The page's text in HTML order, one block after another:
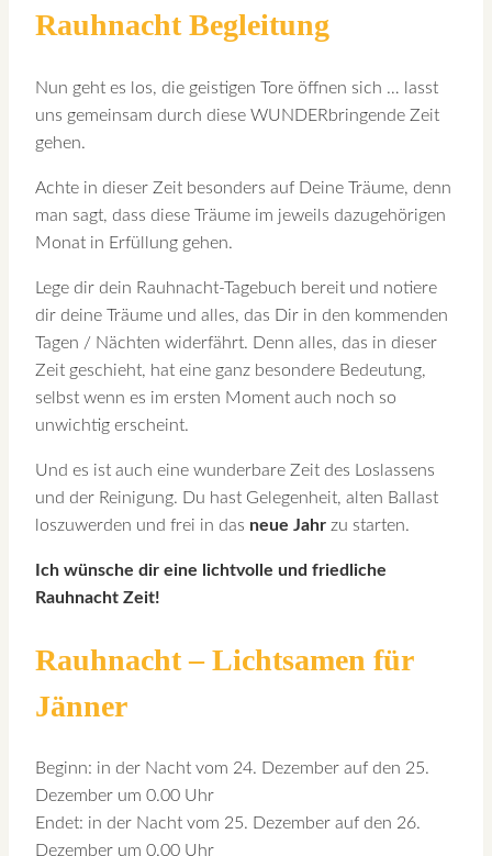
Rauhnacht Begleitung
Nun geht es los, die geistigen Tore öffnen sich … lasst
uns gemeinsam durch diese WUNDERbringende Zeit
gehen.
Achte in dieser Zeit besonders auf Deine Träume, denn
man sagt, dass diese Träume im jeweils dazugehörigen
Monat in Erfüllung gehen.
Lege dir dein Rauhnacht-Tagebuch bereit und notiere
dir deine Träume und alles, das Dir in den kommenden
Tagen / Nächten widerfährt. Denn alles, das in dieser
Zeit geschieht, hat eine ganz besondere Bedeutung,
selbst wenn es im ersten Moment auch noch so
unwichtig erscheint.
Und es ist auch eine wunderbare Zeit des Loslassens
und der Reinigung. Du hast Gelegenheit, alten Ballast
loszuwerden und frei in das neue Jahr zu starten.
Ich wünsche dir eine lichtvolle und friedliche
Rauhnacht Zeit!
Rauhnacht – Lichtsamen für
Jänner
Beginn: in der Nacht vom 24. Dezember auf den 25.
Dezember um 0.00 Uhr
Endet: in der Nacht vom 25. Dezember auf den 26.
Dezember um 0.00 Uhr